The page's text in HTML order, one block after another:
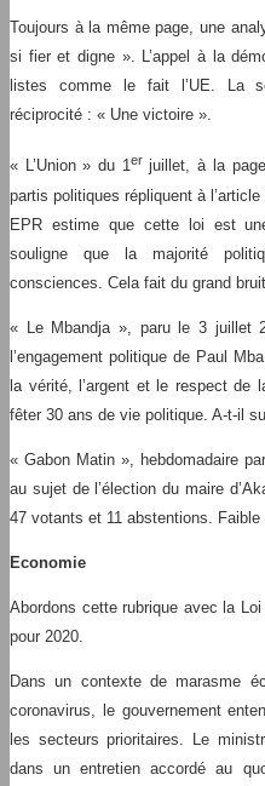
Toujours à la même page, une
si fier et digne ». L’appel à la
listes comme le fait l’UE. La
réciprocité : « Une victoire ».
« L’Union » du 1er juillet, à la
partis politiques répliquent à
EPR estime que cette loi est
souligne que la majorité
consciences. Cela fait du grand bruit.
« Le Mbandja », paru le 3 juillet
l’engagement politique de Paul
la vérité, l’argent et le respect de
fêter 30 ans de vie politique. A-t-il
« Gabon Matin », hebdomadaire
au sujet de l’élection du maire
47 votants et 11 abstentions. Faible
Economie
Abordons cette rubrique avec la
pour 2020.
Dans un contexte de marasme
coronavirus, le gouvernement
les secteurs prioritaires. Le
dans un entretien accordé au